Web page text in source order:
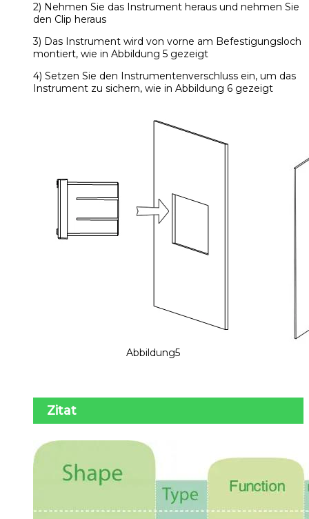
2) Nehmen Sie das Instrument heraus und nehmen Sie
den Clip heraus
3) Das Instrument wird von vorne am Befestigungsloch
montiert, wie in Abbildung 5 gezeigt
4) Setzen Sie den Instrumentenverschluss ein, um das
Instrument zu sichern, wie in Abbildung 6 gezeigt
Abbildung5
Zitat